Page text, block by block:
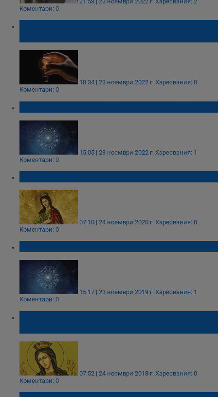
Коментари: 0
18:34 | 23 ноември 2022 г. Харесвания: 0
Коментари: 0
15:05 | 23 ноември 2022 г. Харесвания: 1
Коментари: 0
07:10 | 24 ноември 2020 г. Харесвания: 0
Коментари: 0
15:17 | 23 ноември 2019 г. Харесвания: 1
Коментари: 0
07:52 | 24 ноември 2018 г. Харесвания: 0
Коментари: 0